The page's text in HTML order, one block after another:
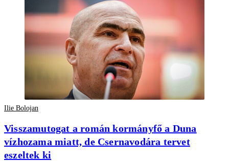
Ilie Bolojan
Visszamutogat a román kormányfő a Duna
vízhozama miatt, de Csernavodára tervet
eszeltek ki